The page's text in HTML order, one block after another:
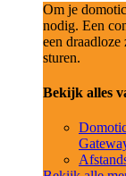
Om je
nodig. Een
een
sturen.
Bekijk alles